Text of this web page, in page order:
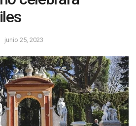
junio 25, 2023